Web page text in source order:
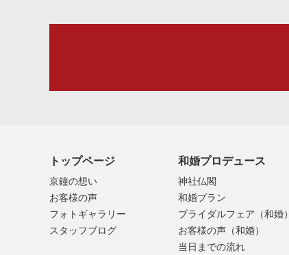
トップページ
京鐘の想い
お客様の声
フォトギャラリー
スタッフブログ
和婚プロデュース
神社仏閣
和婚プラン
ブライダルフェア（和婚）
お客様の声（和婚）
当日までの流れ